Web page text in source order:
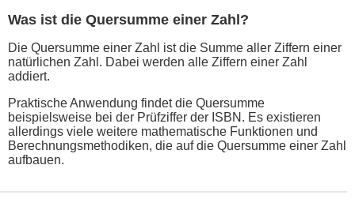
Was ist die Quersumme einer Zahl?
Die Quersumme einer Zahl ist die Summe aller Ziffern einer
natürlichen Zahl. Dabei werden alle Ziffern einer Zahl
addiert.
Praktische Anwendung findet die Quersumme
beispielsweise bei der Prüfziffer der ISBN. Es existieren
allerdings viele weitere mathematische Funktionen und
Berechnungsmethodiken, die auf die Quersumme einer Zahl
aufbauen.